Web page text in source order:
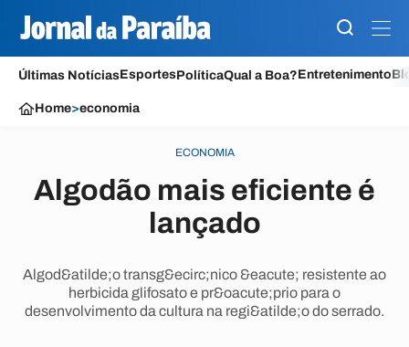
Últimas NotíciasEsportesPolíticaQual a Boa?Entretenimento
Home>economia
ECONOMIA
Algodão mais eficiente é
lançado
Algod&atilde;o transg&ecirc;nico &eacute; resistente ao
herbicida glifosato e pr&oacute;prio para o
desenvolvimento da cultura na regi&atilde;o do serrado.